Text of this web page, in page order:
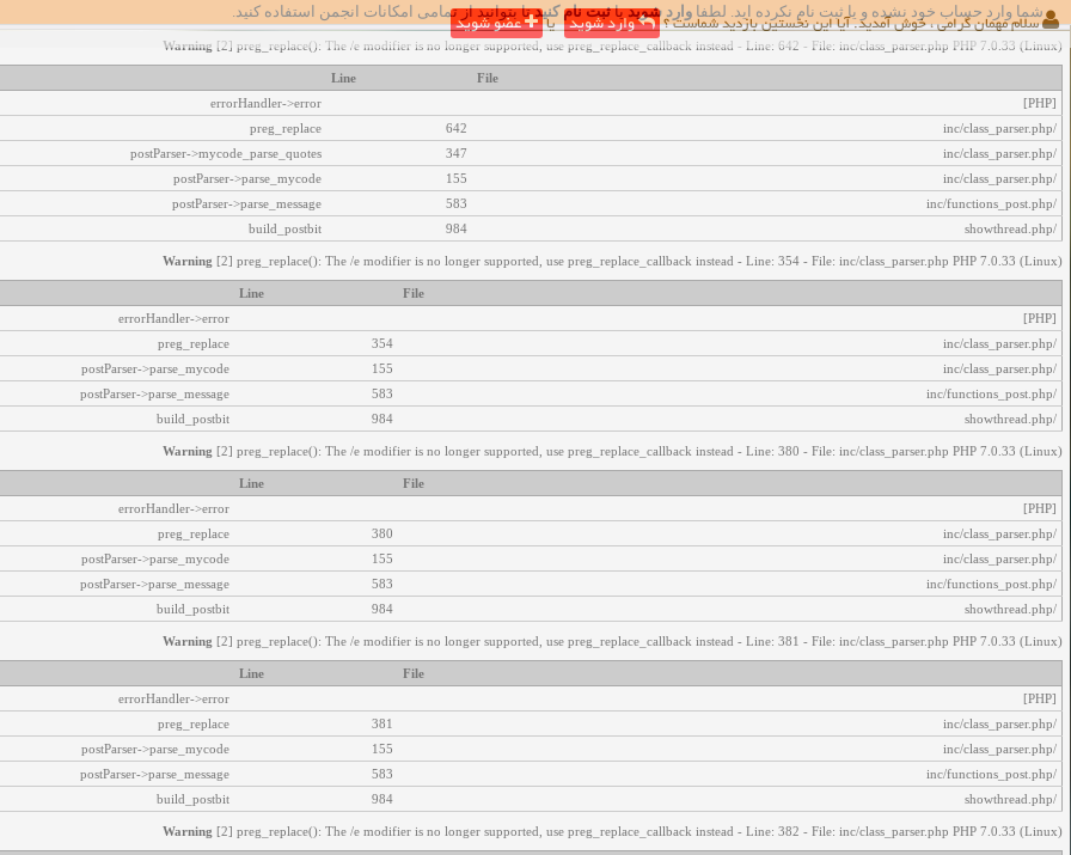
شما وارد حساب خود نشده و یا ثبت نام نکرده اید. لطفا وارد شویدیاثبت نام کنیدتا بتوانید از تمامی امکانات انجمن استفاده کنید. اخطار‌های زیر رخ داد:
Warning [2] preg_replace(): The /e modifier is no longer supported, use preg_replace_callback instead - Line: 642 - File: inc/class_parser.php PHP 7.0.33 (Linux)
File
Line
[PHP]
errorHandler->error
/inc/class_parser.php
642
preg_replace
/inc/class_parser.php
347
postParser->mycode_parse_quotes
/inc/class_parser.php
155
postParser->parse_mycode
/inc/functions_post.php
583
postParser->parse_message
/showthread.php
984
build_postbit
Warning [2] preg_replace(): The /e modifier is no longer supported, use preg_replace_callback instead - Line: 354 - File: inc/class_parser.php PHP 7.0.33 (Linux)
File
Line
[PHP]
errorHandler->error
/inc/class_parser.php
354
preg_replace
/inc/class_parser.php
155
postParser->parse_mycode
/inc/functions_post.php
583
postParser->parse_message
/showthread.php
984
build_postbit
Warning [2] preg_replace(): The /e modifier is no longer supported, use preg_replace_callback instead - Line: 380 - File: inc/class_parser.php PHP 7.0.33 (Linux)
File
Line
[PHP]
errorHandler->error
/inc/class_parser.php
380
preg_replace
/inc/class_parser.php
155
postParser->parse_mycode
/inc/functions_post.php
583
postParser->parse_message
/showthread.php
984
build_postbit
Warning [2] preg_replace(): The /e modifier is no longer supported, use preg_replace_callback instead - Line: 381 - File: inc/class_parser.php PHP 7.0.33 (Linux)
File
Line
[PHP]
errorHandler->error
/inc/class_parser.php
381
preg_replace
/inc/class_parser.php
155
postParser->parse_mycode
/inc/functions_post.php
583
postParser->parse_message
/showthread.php
984
build_postbit
Warning [2] preg_replace(): The /e modifier is no longer supported, use preg_replace_callback instead - Line: 382 - File: inc/class_parser.php PHP 7.0.33 (Linux)
سلام مهمان گرامی ، خوش آمدید. آیا این نخستین بازدید شماست ؟ وارد شوید یا عضو شوید